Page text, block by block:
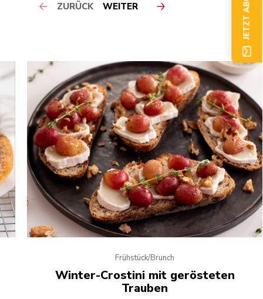
ZURÜCK WEITER
Frühstück/Brunch
Winter-Crostini mit gerösteten
Trauben